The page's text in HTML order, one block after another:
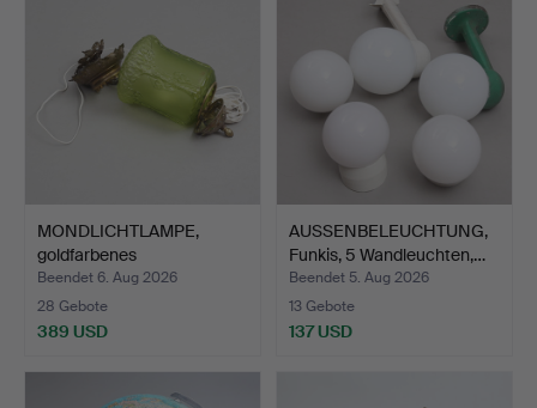
MONDLICHTLAMPE,
goldfarbenes
Metall/grünes…
Beendet 6. Aug 2026
28 Gebote
389 USD
AUSSENBELEUCHTUNG,
Funkis, 5 Wandleuchten,…
Beendet 5. Aug 2026
13 Gebote
137 USD